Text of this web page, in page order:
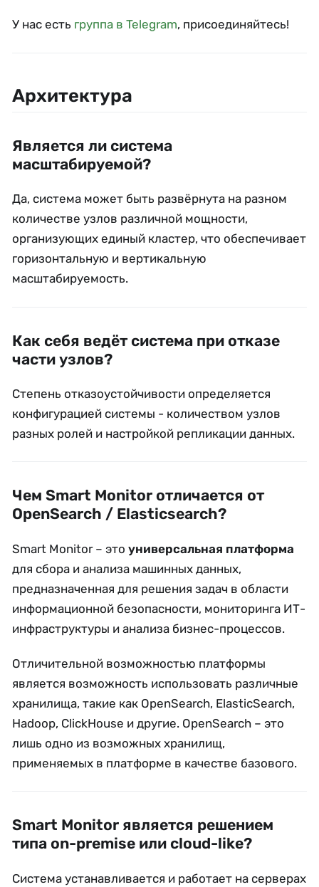
У нас есть группа в Telegram, присоединяйтесь!
Архитектура
Является ли система
масштабируемой?
Да, система может быть развёрнута на разном
количестве узлов различной мощности,
организующих единый кластер, что обеспечивает
горизонтальную и вертикальную
масштабируемость.
Как себя ведёт система при отказе
части узлов?
Степень отказоустойчивости определяется
конфигурацией системы - количеством узлов
разных ролей и настройкой репликации данных.
Чем Smart Monitor отличается от
OpenSearch / Elasticsearch?
Smart Monitor – это универсальная платформа
для сбора и анализа машинных данных,
предназначенная для решения задач в области
информационной безопасности, мониторинга ИТ-
инфраструктуры и анализа бизнес-процессов.
Отличительной возможностью платформы
является возможность использовать различные
хранилища, такие как OpenSearch, ElasticSearch,
Hadoop, ClickHouse и другие. OpenSearch – это
лишь одно из возможных хранилищ,
применяемых в платформе в качестве базового.
Smart Monitor является решением
типа on-premise или cloud-like?
Система устанавливается и работает на серверах